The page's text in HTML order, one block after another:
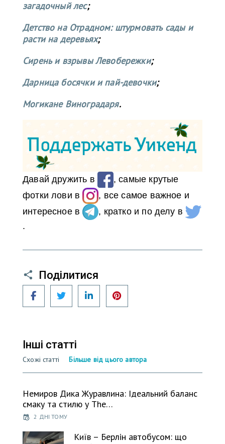
загадочный лес;
Детство на Отрадном: штурмовать сады и
расти на деревьях;
Сирень и взрывы Левобережки;
Дарница босячки и пай-девочки;
Могикане Виноградаря.
Давай дружить в
, самые крутые
фотки лови в
, все самое важное и
интересное в
, кратко и по делу в
.
Поділитися
FacebookTwitter LinkedIn
Інші статті
Схожі статті Більше від цього автора
Немиров Дика Журавлина: Ідеальний баланс
смаку та стилю у The…
2 ДНІ ТОМУ
Київ – Берлін автобусом: що